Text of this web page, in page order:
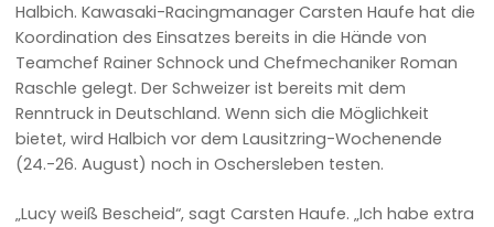
Halbich. Kawasaki-Racingmanager Carsten Haufe hat die
Koordination des Einsatzes bereits in die Hände von
Teamchef Rainer Schnock und Chefmechaniker Roman
Raschle gelegt. Der Schweizer ist bereits mit dem
Renntruck in Deutschland. Wenn sich die Möglichkeit
bietet, wird Halbich vor dem Lausitzring-Wochenende
(24.-26. August) noch in Oschersleben testen.
„Lucy weiß Bescheid“, sagt Carsten Haufe. „Ich habe extra